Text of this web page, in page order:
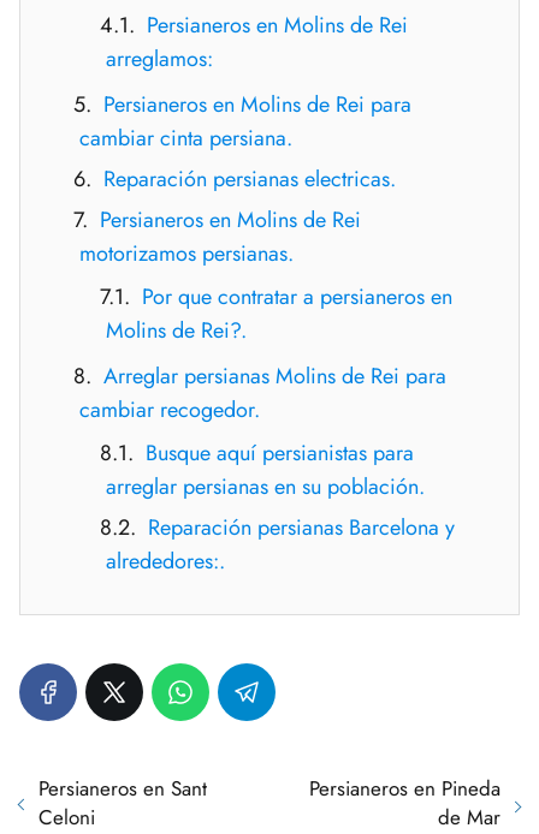
Persianeros en Molins de Rei
arreglamos:
Persianeros en Molins de Rei para
cambiar cinta persiana.
Reparación persianas electricas.
Persianeros en Molins de Rei
motorizamos persianas.
Por que contratar a persianeros en
Molins de Rei?.
Arreglar persianas Molins de Rei para
cambiar recogedor.
Busque aquí persianistas para
arreglar persianas en su población.
Reparación persianas Barcelona y
alrededores:.
Persianeros en Sant
Celoni
Persianeros en Pineda
de Mar